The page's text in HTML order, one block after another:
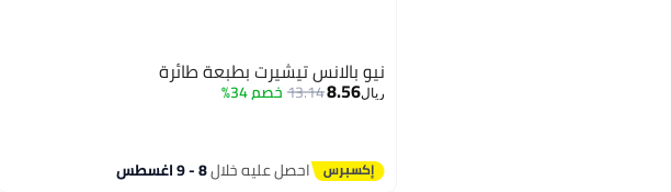
نيو بالانس تيشيرت بطبعة طائرة
ريال8.56
13.14خصم 34%
احصل عليه خلال8 - 9 اغسطس